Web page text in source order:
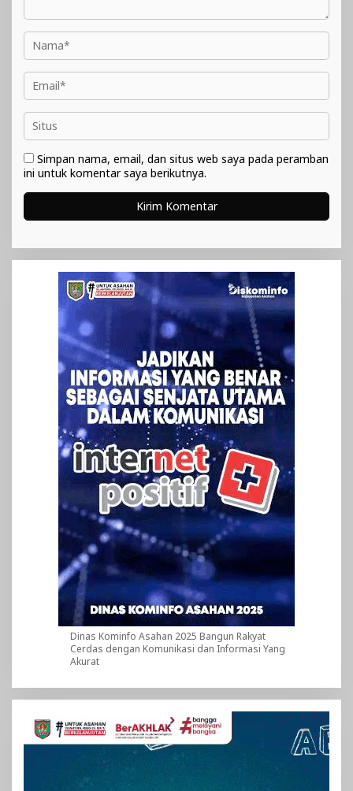
Simpan nama, email, dan situs web saya pada peramban
ini untuk komentar saya berikutnya.
Dinas Kominfo Asahan 2025 Bangun Rakyat
Cerdas dengan Komunikasi dan Informasi Yang
Akurat
Pemutar
Video